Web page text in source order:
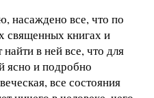
насаждено все, что по
священных книгах и
в ней все, что для
ясно и подробно
все состояния